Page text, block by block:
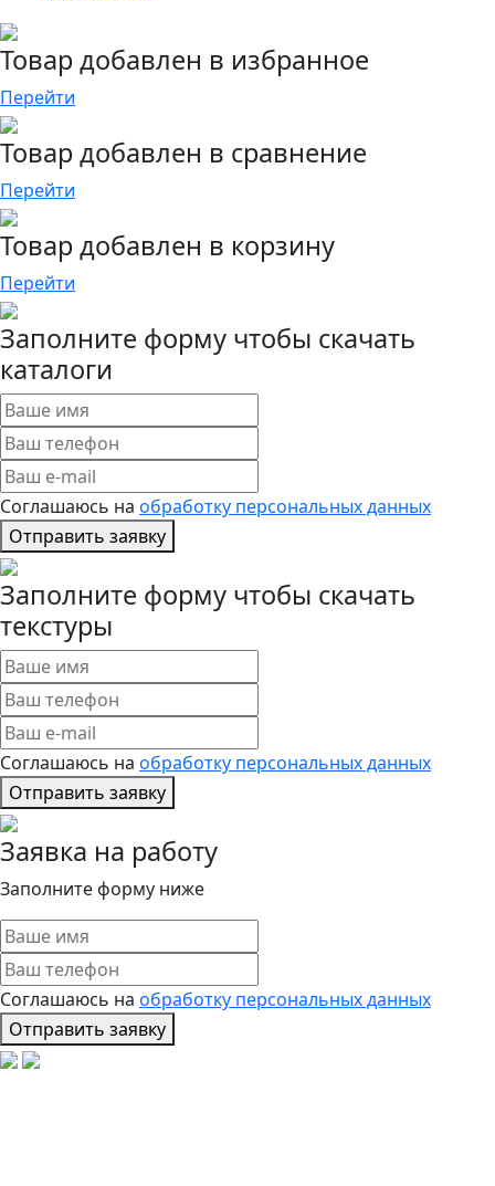
Товар добавлен в избранное
Перейти
Товар добавлен в сравнение
Перейти
Товар добавлен в корзину
Перейти
Заполните форму чтобы скачать
каталоги
Соглашаюсь на обработку персональных данных
Отправить заявку
Заполните форму чтобы скачать
текстуры
Соглашаюсь на обработку персональных данных
Отправить заявку
Заявка на работу
Заполните форму ниже
Соглашаюсь на обработку персональных данных
Отправить заявку